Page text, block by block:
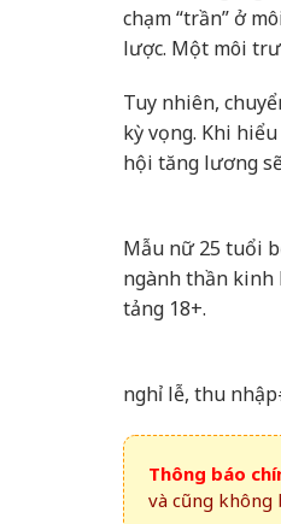
chạm “trần” ở
lược. Một môi
Tuy nhiên,
kỳ vọng. Khi
hội tăng lương
Mẫu nữ 25 tuổi
ngành thần kinh
tảng 18+.
nghỉ lễ, thu
Thông báo
và cũng